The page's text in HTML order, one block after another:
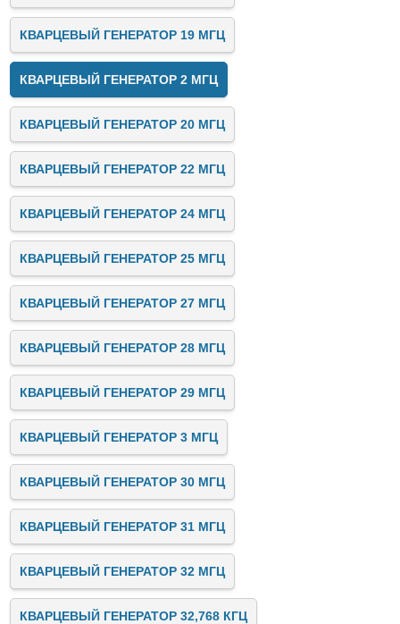
КВАРЦЕВЫЙ ГЕНЕРАТОР 19 МГЦ
КВАРЦЕВЫЙ ГЕНЕРАТОР 2 МГЦ
КВАРЦЕВЫЙ ГЕНЕРАТОР 20 МГЦ
КВАРЦЕВЫЙ ГЕНЕРАТОР 22 МГЦ
КВАРЦЕВЫЙ ГЕНЕРАТОР 24 МГЦ
КВАРЦЕВЫЙ ГЕНЕРАТОР 25 МГЦ
КВАРЦЕВЫЙ ГЕНЕРАТОР 27 МГЦ
КВАРЦЕВЫЙ ГЕНЕРАТОР 28 МГЦ
КВАРЦЕВЫЙ ГЕНЕРАТОР 29 МГЦ
КВАРЦЕВЫЙ ГЕНЕРАТОР 3 МГЦ
КВАРЦЕВЫЙ ГЕНЕРАТОР 30 МГЦ
КВАРЦЕВЫЙ ГЕНЕРАТОР 31 МГЦ
КВАРЦЕВЫЙ ГЕНЕРАТОР 32 МГЦ
КВАРЦЕВЫЙ ГЕНЕРАТОР 32,768 КГЦ